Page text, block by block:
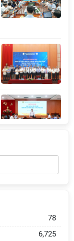
78
6,725